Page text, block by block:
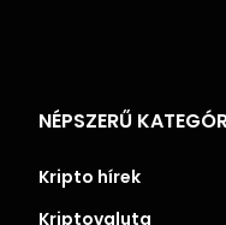
NÉPSZERŰ
Kripto hírek
Kriptovaluta